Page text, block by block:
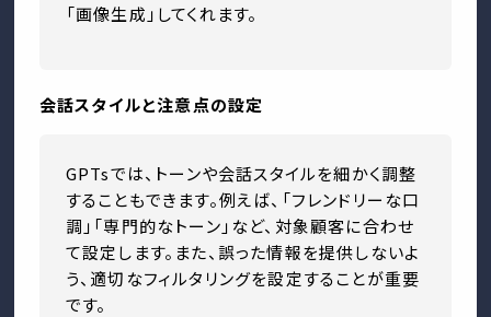
「画像生成」してくれます。
会話スタイルと注意点の設定
GPTsでは、トーンや会話スタイルを細かく調整
することもできます。例えば、「フレンドリーな口
調」「専門的なトーン」など、対象顧客に合わせ
て設定します。また、誤った情報を提供しないよ
う、適切なフィルタリングを設定することが重要
です。